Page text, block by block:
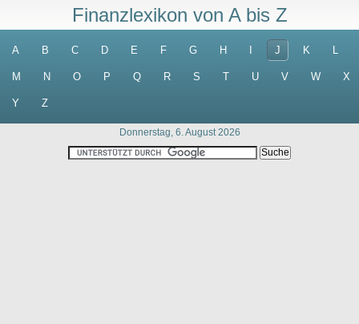
Finanzlexikon von A bis Z
A B C D E F G H J K L
M N O P Q R S T U V W X
Y Z
Donnerstag, 6. August 2026